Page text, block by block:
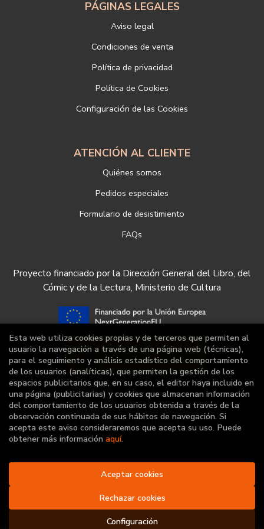
electrónico o de correo postal, ambos con la fotocopia del DNI del
Responsable del tratamiento: LIBRERÍAS DEPORTIVAS ESTEBAN
info@libreriadeportiva.com
Si desea ampliar información sobre la política de privacidad de
https://www.libreriadeportiva.com/proteccion-de-datos
PÁGINAS LEGALES
Aviso legal
Condiciones de venta
Política de privacidad
Política de Cookies
Configuración de las Cookies
ATENCIÓN AL CLIENTE
Quiénes somos
Pedidos especiales
Formulario de desistimiento
FAQs
Proyecto financiado por la Dirección General del Libro, del
Cómic y de la Lectura, Ministerio de Cultura
Librería Deportiva. Todos los Derechos
Esta web utiliza cookies propias y de terceros que permiten al
usuario la navegación a través de una página web (técnicas),
para el seguimiento y análisis estadístico del comportamiento
de los usuarios (analíticas), que permiten la gestión de los
espacios publicitarios que, en su caso, el editor haya incluido en
una página (publicitarias) y cookies que almacenan información
del comportamiento de los usuarios obtenida a través de la
observación continuada de sus hábitos de navegación. Si
acepta este aviso consideraremos que acepta su uso. Puede
obtener más información aquí.
Configuración
Rechazar cookies
Aceptar cookies